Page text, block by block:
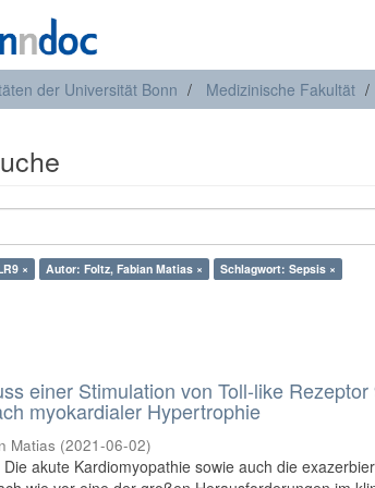
der Universität Bonn Medizinische Fakultät
× Autor: Foltz, Fabian Matias × Schlagwort: Sepsis ×
einer Stimulation von Toll-like
myokardialer Hypertrophie
Matias (2021-06-02)
Die akute Kardiomyopathie sowie auch die